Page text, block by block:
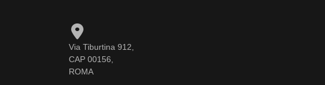
Via Tiburtina 912,
CAP 00156,
ROMA